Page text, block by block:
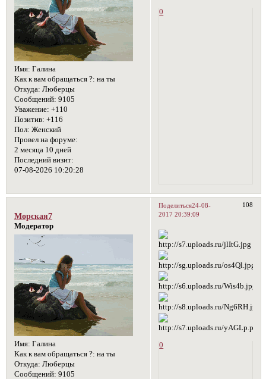
Имя: Галина
Как к вам обращаться ?: на ты
Откуда: Люберцы
Сообщений: 9105
Уважение: +110
Позитив: +116
Пол: Женский
Провел на форуме:
2 месяца 10 дней
Последний визит:
07-08-2026 10:20:28
0
Поделиться 108
24-08-
2017 20:39:09
Морская7
Модератор
Имя: Галина
Как к вам обращаться ?: на ты
Откуда: Люберцы
Сообщений: 9105
0